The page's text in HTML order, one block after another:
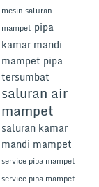
mesin saluran
mampet pipa
kamar mandi
mampet pipa
tersumbat
saluran air
mampet
saluran kamar
mandi mampet
service pipa mampet
service pipa mampet